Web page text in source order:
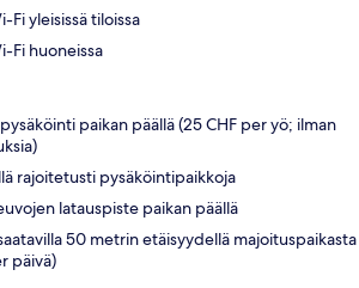
Fi yleisissä tiloissa
Fi huoneissa
paikan päällä (25 CHF per yö; ilman
rajoitetusti pysäköintipaikkoja
latauspiste paikan päällä
50 metrin etäisyydellä majoituspaikasta
päivä)